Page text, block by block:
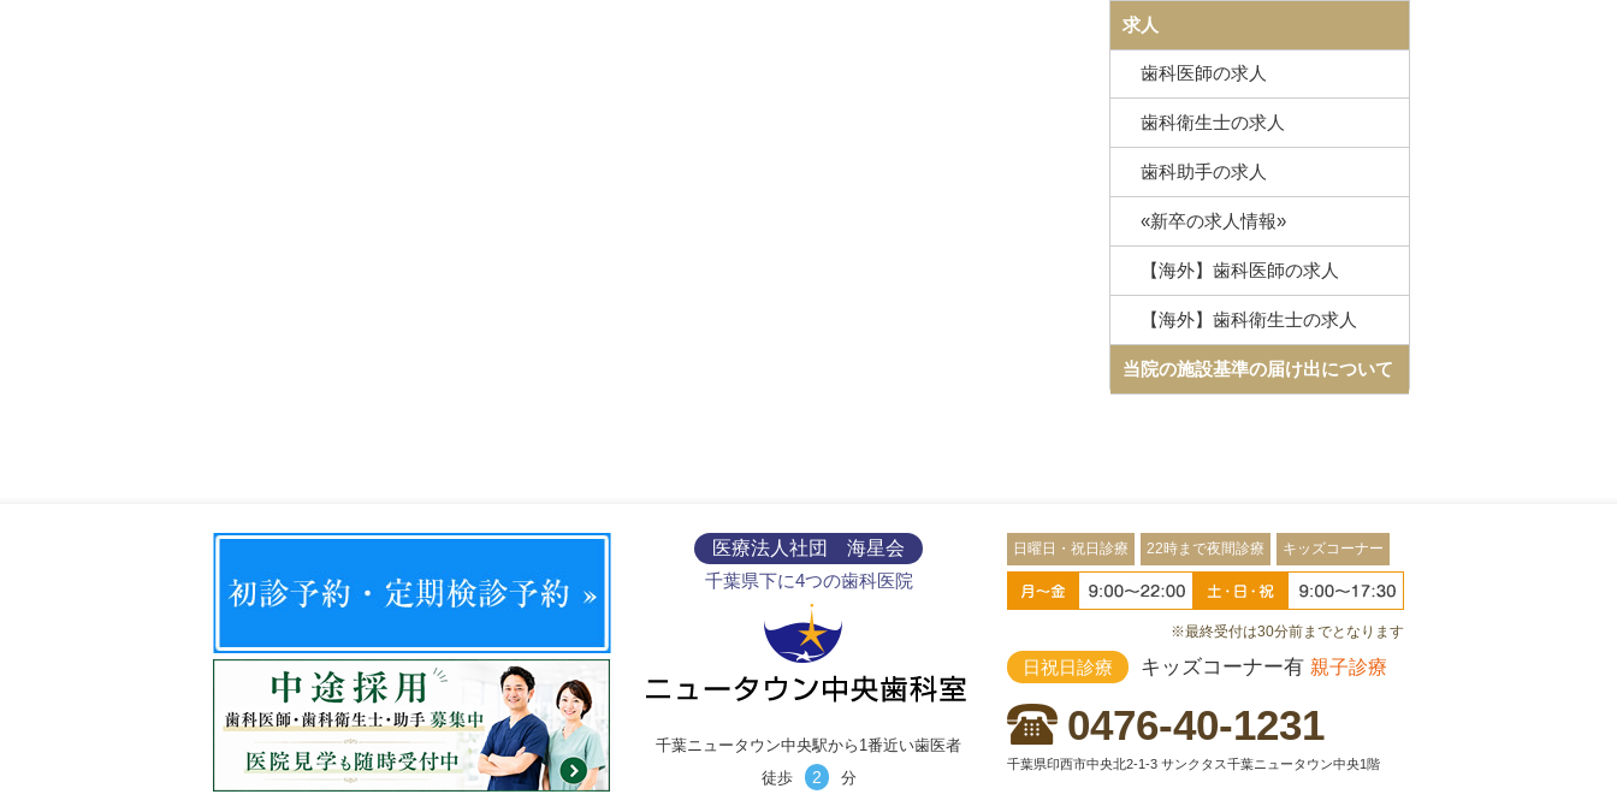
求人
歯科医師の求人
歯科衛生士の求人
歯科助手の求人
«新卒の求人情報»
【海外】歯科医師の求人
【海外】歯科衛生士の求人
当院の施設基準の届け出について
医療法人社団 海星会
千葉県下に4つの歯科医院
千葉ニュータウン中央駅から1番近い歯医者
徒歩
2 分
日曜日・祝日診療 22時まで夜間診療 キッズコーナー
※最終受付は30分前までとなります
日祝日診療 キッズコーナー有 親子診療
0476-40-1231
千葉県印西市中央北2-1-3 サンクタス千葉ニュータウン中央1階